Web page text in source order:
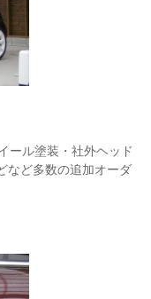
ール塗装・社外ヘッド
など多数の追加オーダ